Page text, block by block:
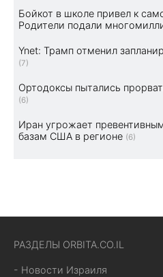
Бойкот в школе привел к
Родители подали
Ynet: Трамп отменил
(7)
Ортодоксы пытались
(6)
Иран угрожает
базам США в регионе (6)
РАЗДЕЛЫ ORBITA.CO.IL
- Новости Израиля